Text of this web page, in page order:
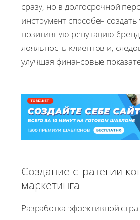
сразу, но в долгосрочной
инструмент способен
позитивную репутацию
лояльность клиентов и,
улучшая финансовые
Создание стратегии
маркетинга
Разработка эффективной